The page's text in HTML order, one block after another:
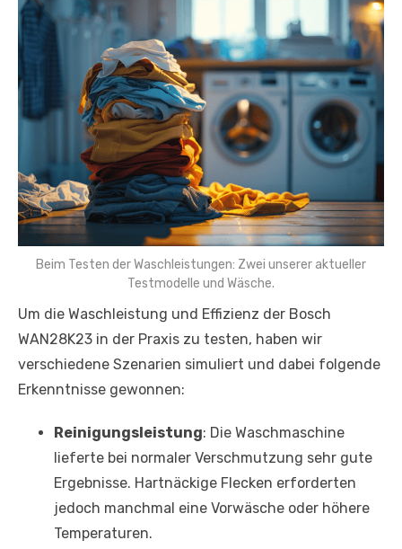
Beim Testen der Waschleistungen: Zwei unserer aktueller
Testmodelle und Wäsche.
Um die Waschleistung und Effizienz der Bosch
WAN28K23 in der Praxis zu testen, haben wir
verschiedene Szenarien simuliert und dabei folgende
Erkenntnisse gewonnen:
Reinigungsleistung: Die Waschmaschine
lieferte bei normaler Verschmutzung sehr gute
Ergebnisse. Hartnäckige Flecken erforderten
jedoch manchmal eine Vorwäsche oder höhere
Temperaturen.